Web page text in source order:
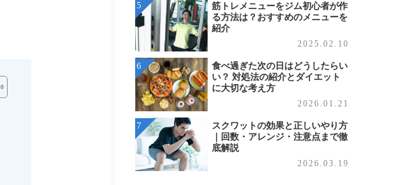
筋トレメニューをジム初心者が作
る方法は？おすすめのメニューを
紹介
2025.02.10
食べ過ぎた次の日はどうしたらい
い？ 対処法の紹介とダイエット
に大切な考え方
2026.01.21
スクワットの効果と正しいやり方
｜回数・アレンジ・注意点まで徹
底解説
2026.03.19